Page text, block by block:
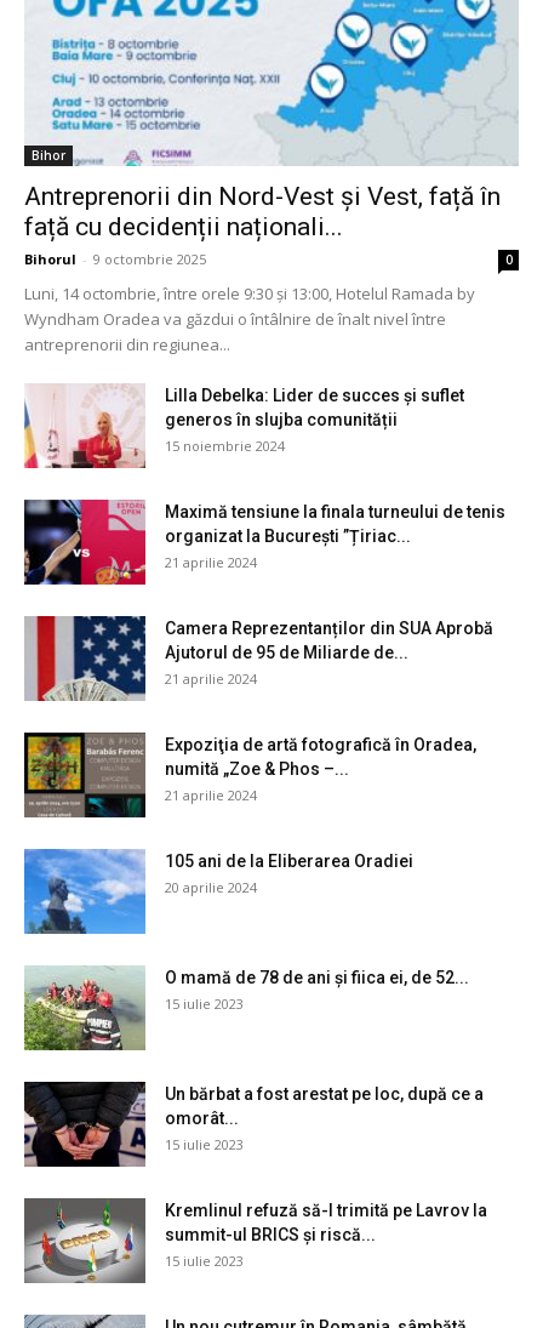
Bihor
Antreprenorii din Nord-Vest și Vest, față în
față cu decidenții naționali...
Bihorul - 9 octombrie 2025 0
Luni, 14 octombrie, între orele 9:30 și 13:00, Hotelul Ramada by
Wyndham Oradea va găzdui o întâlnire de înalt nivel între
antreprenorii din regiunea...
Lilla Debelka: Lider de succes și suflet
generos în slujba comunității
15 noiembrie 2024
Maximă tensiune la finala turneului de tenis
organizat la București ”Țiriac...
21 aprilie 2024
Camera Reprezentanților din SUA Aprobă
Ajutorul de 95 de Miliarde de...
21 aprilie 2024
Expoziţia de artă fotografică în Oradea,
numită „Zoe & Phos –...
21 aprilie 2024
105 ani de la Eliberarea Oradiei
20 aprilie 2024
O mamă de 78 de ani și fiica ei, de 52...
15 iulie 2023
Un bărbat a fost arestat pe loc, după ce a
omorât...
15 iulie 2023
Kremlinul refuză să-l trimită pe Lavrov la
summit-ul BRICS și riscă...
15 iulie 2023